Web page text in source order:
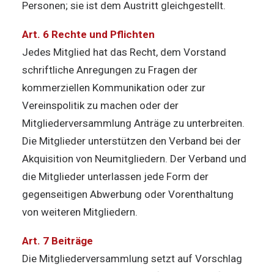
Personen; sie ist dem Austritt gleichgestellt.
Art. 6 Rechte und Pflichten
Jedes Mitglied hat das Recht, dem Vorstand
schriftliche Anregungen zu Fragen der
kommerziellen Kommunikation oder zur
Vereinspolitik zu machen oder der
Mitgliederversammlung Anträge zu unterbreiten.
Die Mitglieder unterstützen den Verband bei der
Akquisition von Neumitgliedern. Der Verband und
die Mitglieder unterlassen jede Form der
gegenseitigen Abwerbung oder Vorenthaltung
von weiteren Mitgliedern.
Art. 7 Beiträge
Die Mitgliederversammlung setzt auf Vorschlag